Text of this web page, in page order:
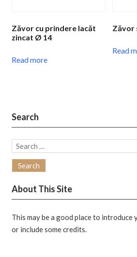
Zăvor cu prindere lacăt
zincat Ø 14
Read more
Zăvor
Read
Search
Search
About This Site
This may be a good place to introduce
or include some credits.